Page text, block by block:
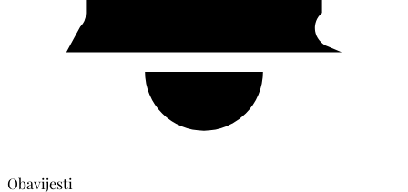
Obavijesti